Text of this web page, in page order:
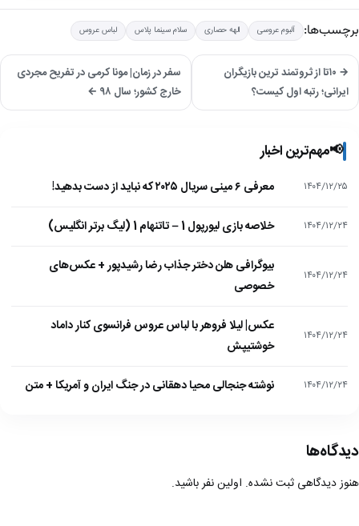
برچسب‌ها: آلبوم عروسی الهه حصاری سلام سینما پلاس لباس عروس
→ ۱۰تا از ثروتمند ترین بازیگران
ایرانی؛ رتبه اول کیست؟
سفر در زمان| مونا کرمی در تفریح مجردی
خارج کشور؛ سال ۹۸ ←
📢مهم‌ترین اخبار
۱۴۰۴/۱۲/۲۵ معرفی ۶ مینی سریال ۲۰۲۵ که نباید از دست بدهید!
۱۴۰۴/۱۲/۲۴ خلاصه بازی لیورپول 1 – تاتنهام 1 (لیگ برتر انگلیس)
۱۴۰۴/۱۲/۲۴
بیوگرافی هلن دختر جذاب رضا رشیدپور + عکس‌های
خصوصی
۱۴۰۴/۱۲/۲۴
عکس| لیلا فروهر با لباس عروس فرانسوی کنار داماد
خوشتیپش
۱۴۰۴/۱۲/۲۴ نوشته جنجالی محیا دهقانی در جنگ ایران و آمریکا + متن
دیدگاه‌ها
هنوز دیدگاهی ثبت نشده. اولین نفر باشید.